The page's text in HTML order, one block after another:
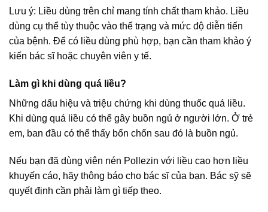
Lưu ý: Liều dùng trên chỉ mang tính chất tham khảo. Liều
dùng cụ thể tùy thuộc vào thể trạng và mức độ diễn tiến
của bệnh. Để có liều dùng phù hợp, bạn cần tham khảo ý
kiến bác sĩ hoặc chuyên viên y tế.
Làm gì khi dùng quá liều?
Những dấu hiệu và triệu chứng khi dùng thuốc quá liều.
Khi dùng quá liều có thể gây buồn ngủ ở người lớn. Ở trẻ
em, ban đầu có thể thấy bốn chốn sau đó là buồn ngủ.
Nếu bạn đã dùng viên nén Pollezin với liều cao hơn liều
khuyến cáo, hãy thông báo cho bác sĩ của bạn. Bác sỹ sẽ
quyết định cần phải làm gì tiếp theo.